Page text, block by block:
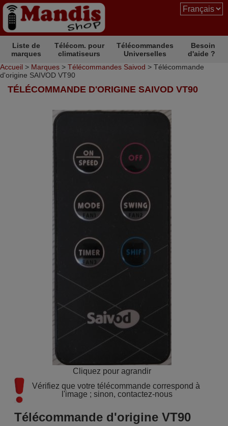
Liste de
marques
Télécom. pour
climatiseurs
Télécommandes
Universelles
Besoin
d'aide ?
Accueil > Marques > Télécommandes Saivod > Télécommande
d'origine SAIVOD VT90
TÉLÉCOMMANDE D'ORIGINE SAIVOD VT90
Cliquez pour agrandir
Vérifiez que votre télécommande correspond à
l'image ; sinon, contactez-nous
Télécommande d'origine VT90